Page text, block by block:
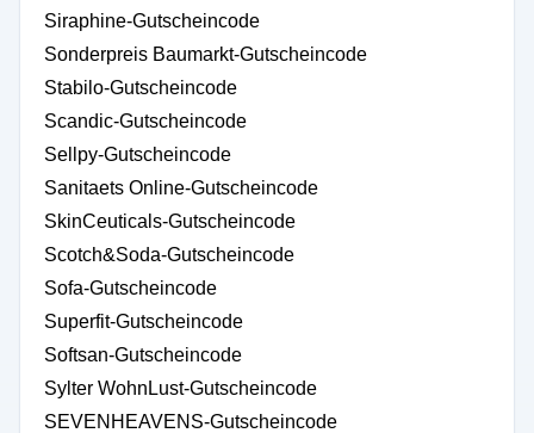
Siraphine-Gutscheincode
Sonderpreis Baumarkt-Gutscheincode
Stabilo-Gutscheincode
Scandic-Gutscheincode
Sellpy-Gutscheincode
Sanitaets Online-Gutscheincode
SkinCeuticals-Gutscheincode
Scotch&Soda-Gutscheincode
Sofa-Gutscheincode
Superfit-Gutscheincode
Softsan-Gutscheincode
Sylter WohnLust-Gutscheincode
SEVENHEAVENS-Gutscheincode